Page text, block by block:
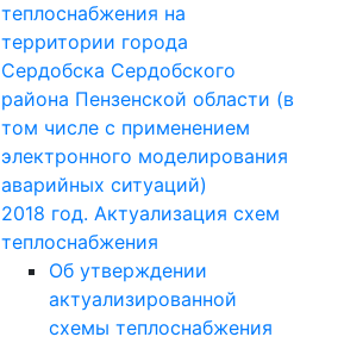
теплоснабжения на
территории города
Сердобска Сердобского
района Пензенской области (в
том числе с применением
электронного моделирования
аварийных ситуаций)
2018 год. Актуализация схем
теплоснабжения
Об утверждении
актуализированной
схемы теплоснабжения